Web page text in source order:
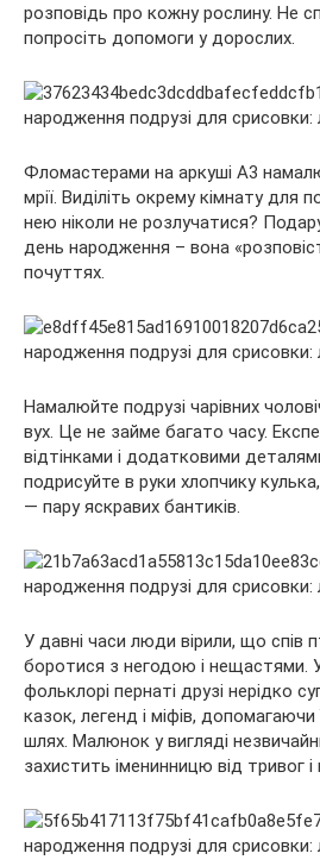
розповідь про кожну рослину. Не
попросіть допомоги у дорослих.
Фломастерами на аркуші А3
мрії. Виділіть окрему кімнату для
нею ніколи не розлучатися?
день народження – вона
почуттях.
Намалюйте подрузі чарівних
вух. Це не займе багато часу.
відтінками і додатковими
подрисуйте в руки хлопчику кулька,
— пару яскравих бантиків.
У давні часи люди вірили, що спів
боротися з негодою і нещастями.
фольклорі пернаті друзі нерідко
казок, легенд і міфів,
шлях. Малюнок у вигляді
захистить іменинницю від тривог